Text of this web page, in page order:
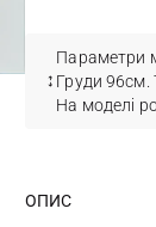
Параметри
Груди 96см.
На моделі
ОПИС